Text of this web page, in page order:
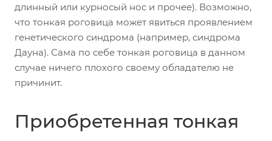
длинный или курносый нос и прочее). Возможно,
что тонкая роговица может явиться проявлением
генетического синдрома (например, синдрома
Дауна). Сама по себе тонкая роговица в данном
случае ничего плохого своему обладателю не
причинит.
Приобретенная тонкая